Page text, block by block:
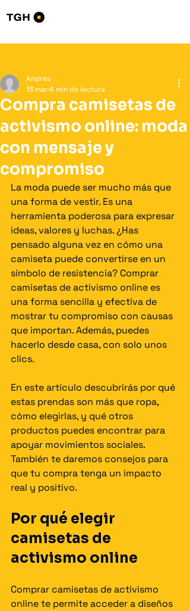
Compra camisetas de
activismo online: moda
con mensaje y
compromiso
Andrés
13 mar4 min de lectura
La moda puede ser mucho más que
una forma de vestir. Es una
herramienta poderosa para expresar
ideas, valores y luchas. ¿Has
pensado alguna vez en cómo una
camiseta puede convertirse en un
símbolo de resistencia? Comprar
camisetas de activismo online es
una forma sencilla y efectiva de
mostrar tu compromiso con causas
que importan. Además, puedes
hacerlo desde casa, con solo unos
clics.
En este artículo descubrirás por qué
estas prendas son más que ropa,
cómo elegirlas, y qué otros
productos puedes encontrar para
apoyar movimientos sociales.
También te daremos consejos para
que tu compra tenga un impacto
real y positivo.
Por qué elegir
camisetas de
activismo online
Comprar camisetas de activismo
online te permite acceder a diseños